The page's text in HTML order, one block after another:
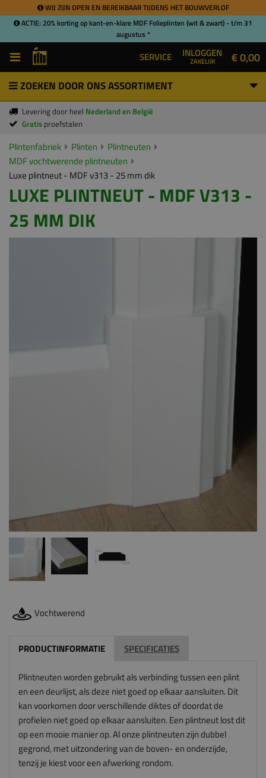
WIJ ZIJN OPEN EN BEREIKBAAR TIJDENS HET BOUWVERLOF
ACTIE: 20% korting op kant-en-klare MDF Folieplinten (wit & zwart) - t/m 31
augustus *
SERVICE INLOGGEN
ZAKELIJK € 0,00
ZOEKEN DOOR ONS ASSORTIMENT
Levering door heel Nederland en België
Gratis proefstalen
Plintenfabriek Plinten
Plintneuten
MDF vochtwerende plintneuten
Luxe plintneut - MDF v313 - 25 mm dik
LUXE PLINTNEUT - MDF V313 -
25 MM DIK
Vochtwerend
PRODUCTINFORMATIE SPECIFICATIES
Plintneuten worden gebruikt als verbinding tussen een plint
en een deurlijst, als deze niet goed op elkaar aansluiten. Dit
kan voorkomen door verschillende diktes of doordat de
profielen niet goed op elkaar aansluiten. Een plintneut lost dit
op een mooie manier op. Al onze plintneuten zijn dubbel
gegrond, met uitzondering van de boven- en onderzijde,
tenzij je kiest voor een afwerking rondom.